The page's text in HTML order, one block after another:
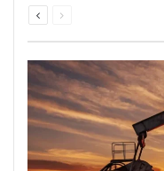
الصفحةالصفحة